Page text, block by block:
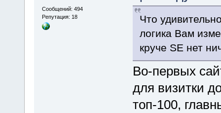
Сообщений: 494
Репутация: 18
Что
логика Вам
круче SE нет
Во-первых
для визитки
топ-100,